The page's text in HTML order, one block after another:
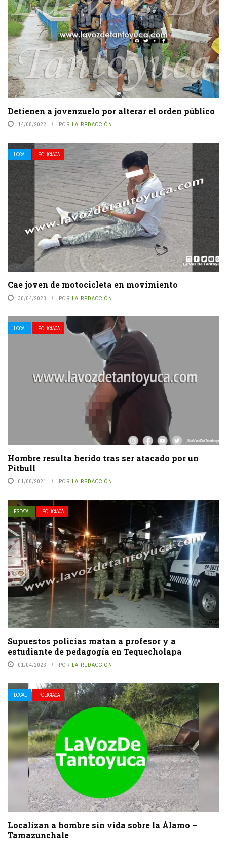
Detienen a jovenzuelo por alterar el orden público
14/08/2022 POR LA REDACCIÓN
LOCAL POLICIACA
Cae joven de motocicleta en movimiento
30/04/2023 POR LA REDACCIÓN
LOCAL POLICIACA
Hombre resulta herido tras ser atacado por un
Pitbull
01/08/2021 POR LA REDACCIÓN
ESTATAL POLICIACA
Supuestos policías matan a profesor y a
estudiante de pedagogía en Tequecholapa
01/04/2023 POR LA REDACCIÓN
LOCAL POLICIACA
Localizan a hombre sin vida sobre la Álamo –
Tamazunchale